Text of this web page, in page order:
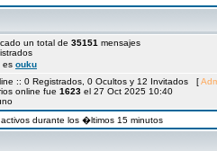
un total de 35151 mensajes
es ouku
:: 0 Registrados, 0 Ocultos y 12 Invitados [
online fue 1623 el 27 Oct 2025 10:40
durante los �ltimos 15 minutos